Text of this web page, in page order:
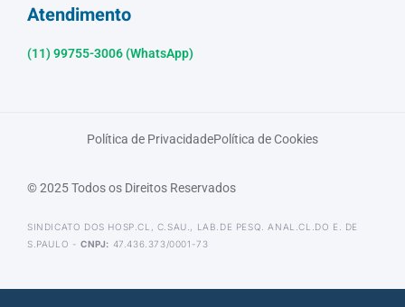
Atendimento
(11) 99755-3006 (WhatsApp)
Política de PrivacidadePolítica de Cookies
© 2025 Todos os Direitos Reservados
SINDICATO DOS HOSP.CL, C.SAU., LAB.DE PESQ. ANAL.CL.DO E. DE
S.PAULO - CNPJ: 47.436.373/0001-73